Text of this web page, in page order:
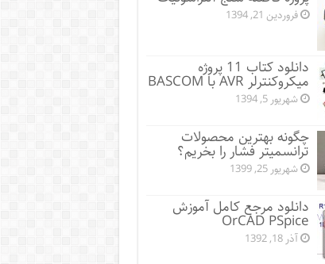
فروردین 21, 1394
دانلود کتاب 11 پروژه
میکروکنترلر AVR با BASCOM
شهریور 5, 1394
چگونه بهترین محصولات
ترانسمیتر فشار را بخریم؟
شهریور 25, 1399
دانلود مرجع کامل آموزش
OrCAD PSpice
آذر 18, 1392